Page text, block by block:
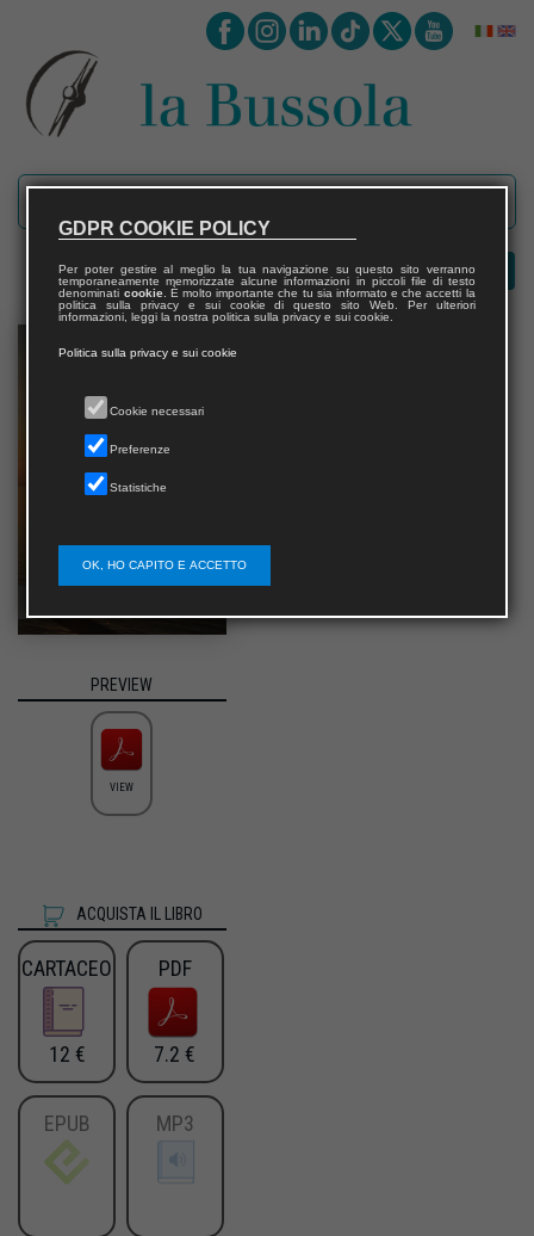
PREVIEW
VIEW
ACQUISTA IL LIBRO
CARTACEO
12 €
PDF
7.2 €
EPUB MP3
GDPR COOKIE POLICY
Per poter gestire al meglio la tua navigazione su questo sito verranno
temporaneamente memorizzate alcune informazioni in piccoli file di testo
denominati cookie. È molto importante che tu sia informato e che accetti la
politica sulla privacy e sui cookie di questo sito Web. Per ulteriori
informazioni, leggi la nostra politica sulla privacy e sui cookie.
Politica sulla privacy e sui cookie
Cookie necessari
Preferenze
Statistiche
OK, HO CAPITO E ACCETTO